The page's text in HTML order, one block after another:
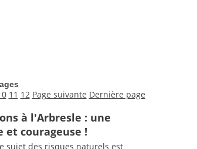
11 12 Page suivante Dernière page
à l'Arbresle : une
courageuse !
sujet des risques naturels est